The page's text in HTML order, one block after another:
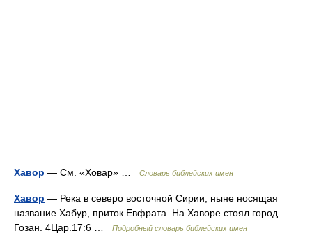
Хавор — См. «Ховар» … Словарь библейских имен
Хавор — Река в северо восточной Сирии, ныне носящая
название Хабур, приток Евфрата. На Хаворе стоял город
Гозан. 4Цар.17:6 …
Подробный словарь библейских имен